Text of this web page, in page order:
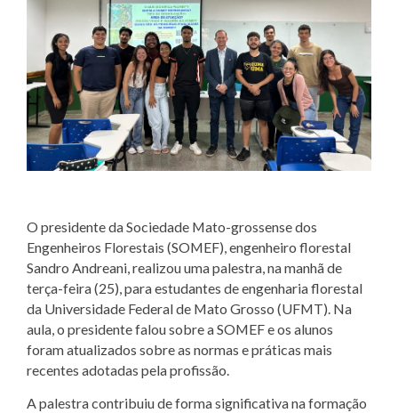
O presidente da Sociedade Mato-grossense dos
Engenheiros Florestais (SOMEF), engenheiro florestal
Sandro Andreani, realizou uma palestra, na manhã de
terça-feira (25), para estudantes de engenharia florestal
da Universidade Federal de Mato Grosso (UFMT). Na
aula, o presidente falou sobre a SOMEF e os alunos
foram atualizados sobre as normas e práticas mais
recentes adotadas pela profissão.
A palestra contribuiu de forma significativa na formação